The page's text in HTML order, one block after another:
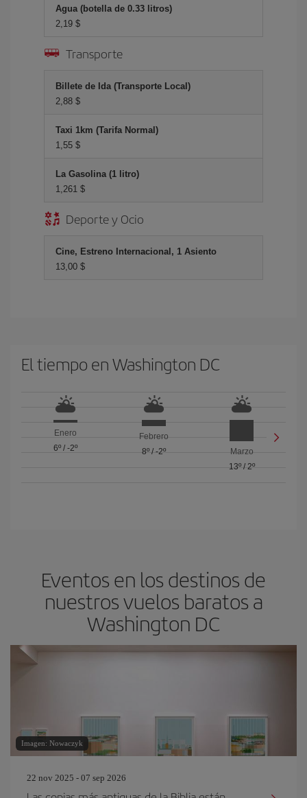
Agua (botella de 0.33 litros)
2,19 $
Transporte
Billete de Ida (Transporte Local)
2,88 $
Taxi 1km (Tarifa Normal)
1,55 $
La Gasolina (1 litro)
1,261 $
Deporte y Ocio
Cine, Estreno Internacional, 1 Asiento
13,00 $
El tiempo en Washington DC
Enero
6º/ -2º
Febrero
8º/ -2º
Marzo
13º/ 2º
Eventos en los destinos de
nuestros vuelos baratos a
Washington DC
Imagen: Nowaczyk
22 nov 2025 - 07 sep 2026